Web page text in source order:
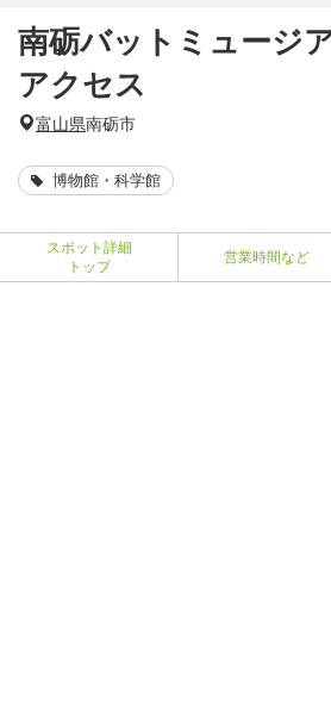
南砺バットミュージ
アクセス
富山県南砺市
博物館・科学館
スポット詳細
トップ
営業時間など